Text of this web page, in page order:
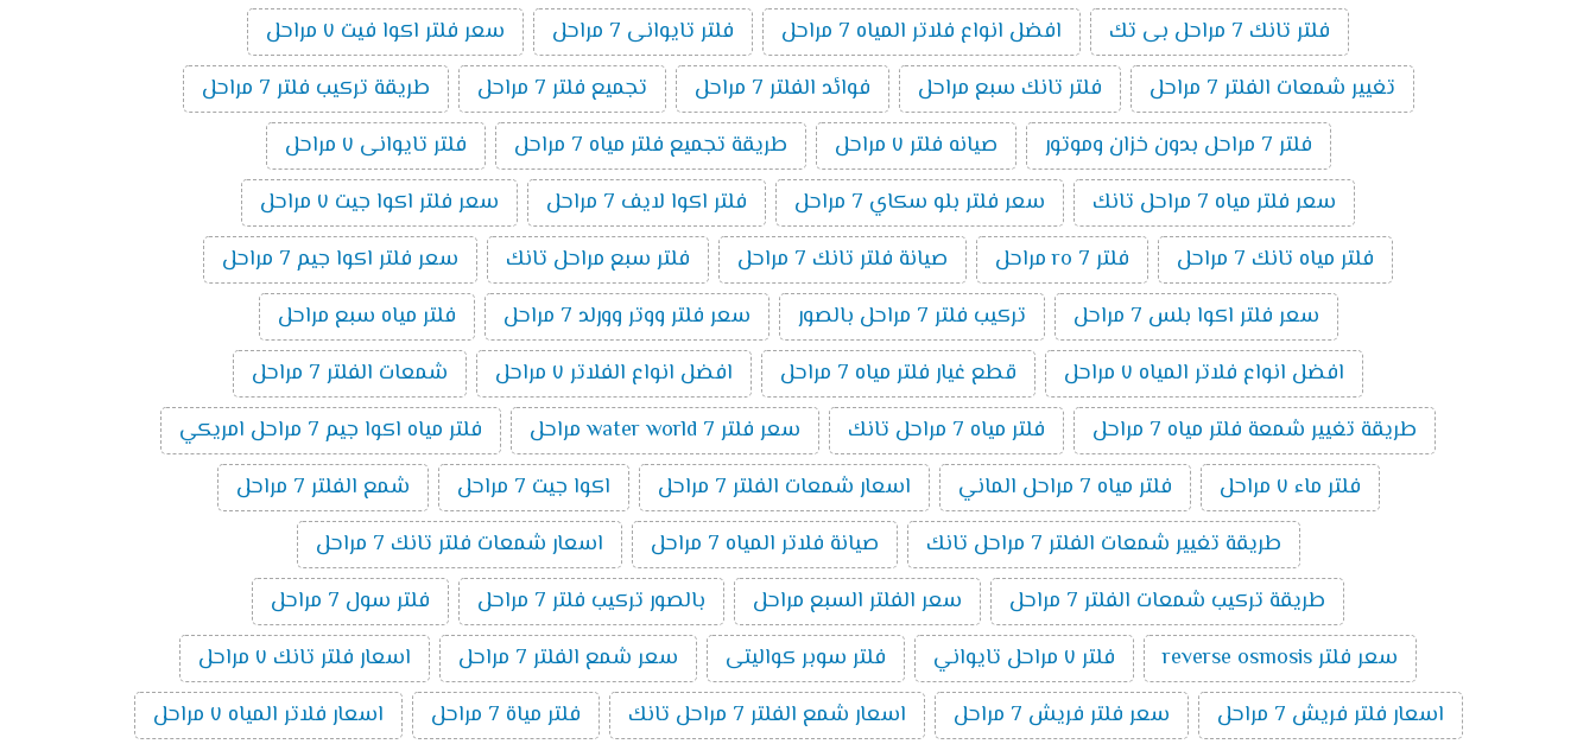
فلتر تانك 7 مراحل بى تك
افضل انواع فلاتر المياه 7 مراحل فلتر تايوانى 7 مراحل
سعر فلتر اكوا فيت ٧ مراحل
تغيير شمعات الفلتر 7 مراحل
فلتر تانك سبع مراحل فوائد الفلتر 7 مراحل تجميع فلتر 7 مراحل
طريقة تركيب فلتر 7 مراحل
فلتر 7 مراحل بدون خزان وموتور
صيانه فلتر ٧ مراحل طريقة تجميع فلتر مياه 7 مراحل
فلتر تايوانى ٧ مراحل
سعر فلتر مياه 7 مراحل تانك
سعر فلتر بلو سكاي 7 مراحل فلتر اكوا لايف 7 مراحل
سعر فلتر اكوا جيت ٧ مراحل
فلتر مياه تانك 7 مراحل
فلتر ro 7 مراحل صيانة فلتر تانك 7 مراحل فلتر سبع مراحل تانك
سعر فلتر اكوا جيم 7 مراحل
سعر فلتر اكوا بلس 7 مراحل
تركيب فلتر 7 مراحل بالصور سعر فلتر ووتر وورلد 7 مراحل
فلتر مياه سبع مراحل
افضل انواع فلاتر المياه ٧ مراحل
قطع غيار فلتر مياه 7 مراحل افضل انواع الفلاتر ٧ مراحل
شمعات الفلتر 7 مراحل
طريقة تغيير شمعة فلتر مياه 7 مراحل
فلتر مياه 7 مراحل تانك سعر فلتر water world 7 مراحل
فلتر مياه اكوا جيم 7 مراحل امريكي
فلتر ماء ٧ مراحل
فلتر مياه 7 مراحل الماني اسعار شمعات الفلتر 7 مراحل اكوا جيت 7 مراحل
شمع الفلتر 7 مراحل
طريقة تغيير شمعات الفلتر 7 مراحل تانك
صيانة فلاتر المياه 7 مراحل
اسعار شمعات فلتر تانك 7 مراحل
طريقة تركيب شمعات الفلتر 7 مراحل
سعر الفلتر السبع مراحل بالصور تركيب فلتر 7 مراحل
فلتر سول 7 مراحل
سعر فلتر reverse osmosis
فلتر ٧ مراحل تايواني فلتر سوبر كواليتى سعر شمع الفلتر 7 مراحل
اسعار فلتر تانك ٧ مراحل
اسعار فلتر فريش 7 مراحل
سعر فلتر فريش 7 مراحل اسعار شمع الفلتر 7 مراحل تانك فلتر مياة 7 مراحل
اسعار فلاتر المياه ٧ مراحل